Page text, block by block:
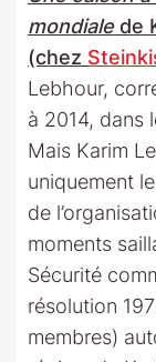
mondialede
(chez
Lebhour,
à 2014, dans
Mais Karim
uniquement
de
moments
Sécurité
résolution
membres)